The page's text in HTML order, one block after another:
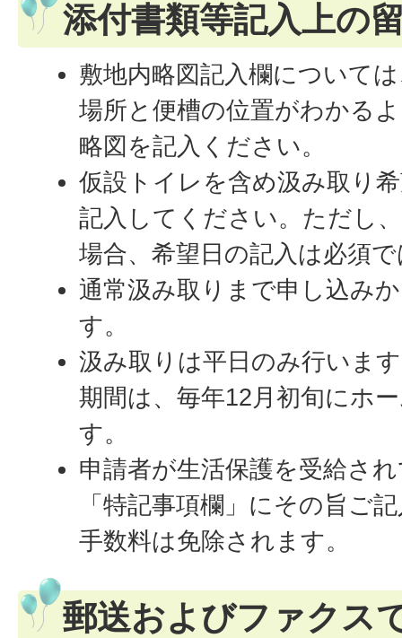
添付書類等記入上の
敷地内略図記入欄について
場所と便槽の位置がわかる
略図を記入ください。
仮設トイレを含め汲み取り
記入してください。ただし
場合、希望日の記入は必須
通常汲み取りまで申し込み
す。
汲み取りは平日のみ行いま
期間は、毎年12月初旬にホ
す。
申請者が生活保護を受給さ
「特記事項欄」にその旨ご
手数料は免除されます。
郵送およびファクス